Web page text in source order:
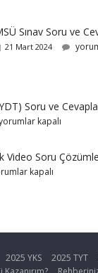
Sınav Soru ve
21 Mart 2024
Soru ve
kapalı
Video Soru
kapalı
2025 YKS 2025 TYT